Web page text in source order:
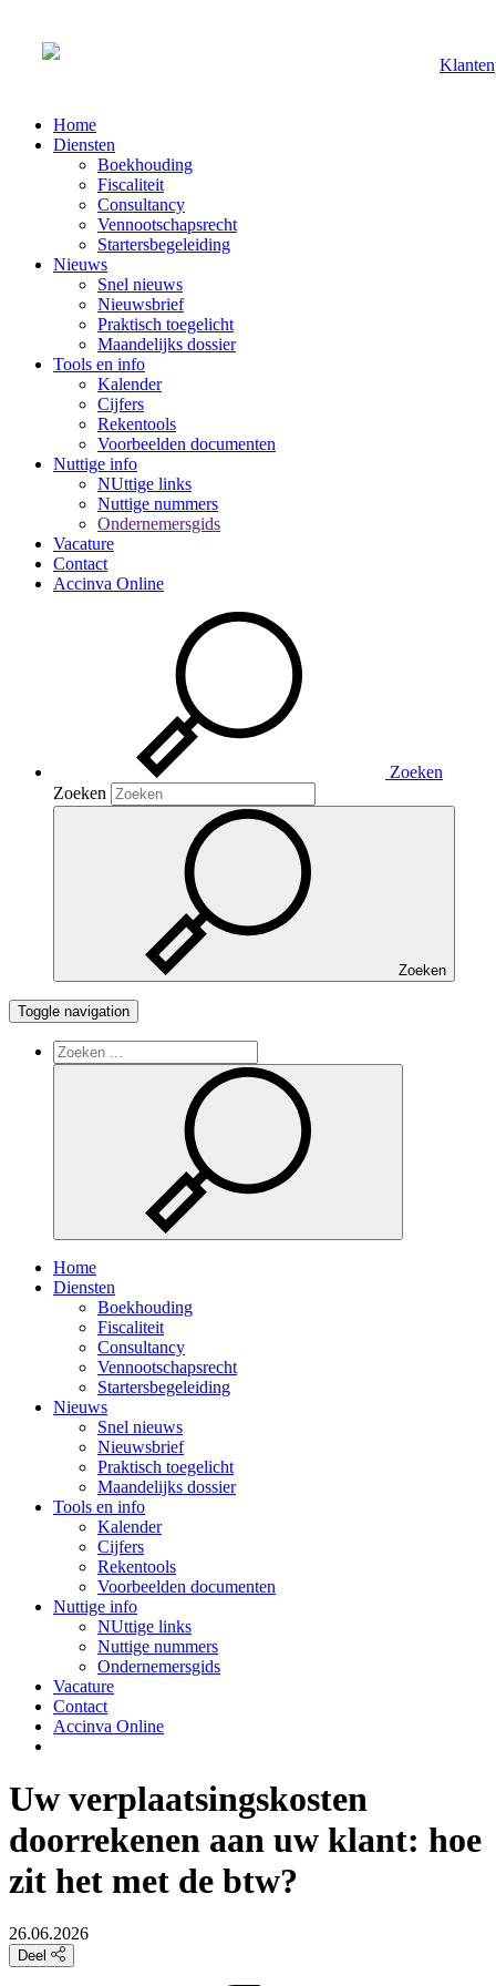
Home
Diensten
Boekhouding
Fiscaliteit
Consultancy
Vennootschapsrecht
Startersbegeleiding
Nieuws
Snel nieuws
Nieuwsbrief
Praktisch toegelicht
Maandelijks dossier
Tools en info
Kalender
Cijfers
Rekentools
Voorbeelden documenten
Nuttige info
NUttige links
Nuttige nummers
Ondernemersgids
Vacature
Contact
Accinva Online
Zoeken
Zoeken
Zoeken
Toggle navigation
Home
Diensten
Boekhouding
Fiscaliteit
Consultancy
Vennootschapsrecht
Startersbegeleiding
Nieuws
Snel nieuws
Nieuwsbrief
Praktisch toegelicht
Maandelijks dossier
Tools en info
Kalender
Cijfers
Rekentools
Voorbeelden documenten
Nuttige info
NUttige links
Nuttige nummers
Ondernemersgids
Vacature
Contact
Accinva Online
Uw verplaatsingskosten
doorrekenen aan uw klant: hoe
zit het met de btw?
26.06.2026
Deel